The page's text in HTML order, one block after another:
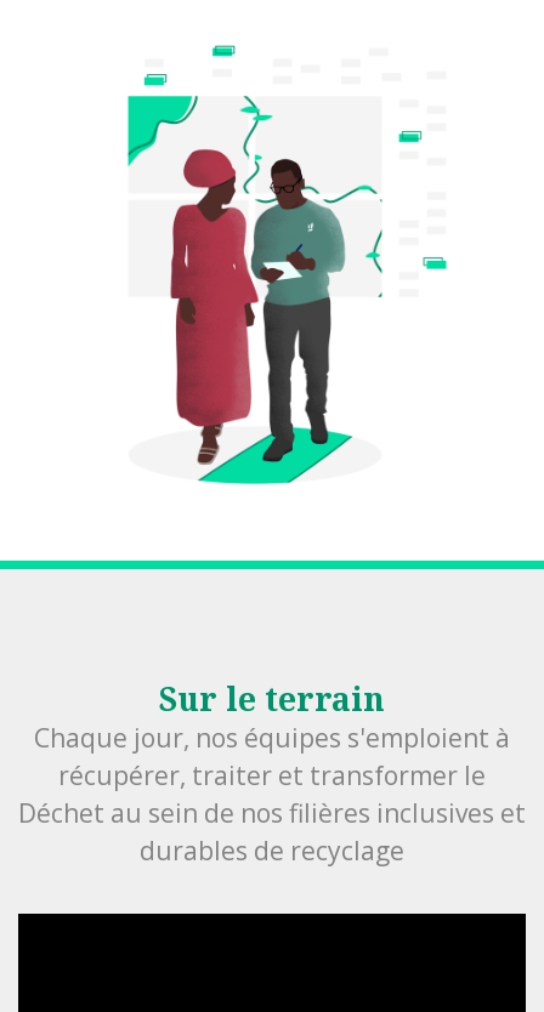
Sur le terrain
Chaque jour, nos équipes s'emploient à
récupérer, traiter et transformer le
Déchet au sein de nos filières inclusives et
durables de recyclage